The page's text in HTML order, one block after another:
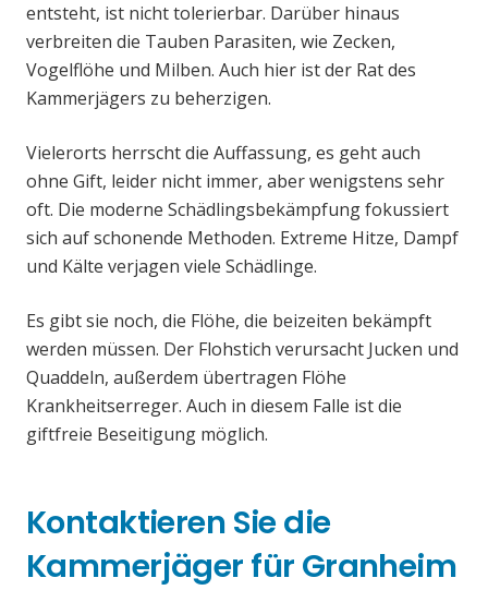
entsteht, ist nicht tolerierbar. Darüber hinaus
verbreiten die Tauben Parasiten, wie Zecken,
Vogelflöhe und Milben. Auch hier ist der Rat des
Kammerjägers zu beherzigen.
Vielerorts herrscht die Auffassung, es geht auch
ohne Gift, leider nicht immer, aber wenigstens sehr
oft. Die moderne Schädlingsbekämpfung fokussiert
sich auf schonende Methoden. Extreme Hitze, Dampf
und Kälte verjagen viele Schädlinge.
Es gibt sie noch, die Flöhe, die beizeiten bekämpft
werden müssen. Der Flohstich verursacht Jucken und
Quaddeln, außerdem übertragen Flöhe
Krankheitserreger. Auch in diesem Falle ist die
giftfreie Beseitigung möglich.
Kontaktieren Sie die
Kammerjäger für Granheim